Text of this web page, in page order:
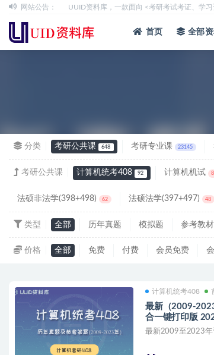
网站公告： UUID资料库，一款面向 <考研考试考证、学
首页 全部
分类 考研公共课 648 考研专业课 23145
考研公共课 计算机统考408 92 计算机机试 8
法硕非法学(398+498) 62 法硕法学(397+497) 48
类型 全部 历年真题 模拟题 参考教材
价格 全部 免费 付费 会员免费
计算机统考408
最新（2009-
合一键打印版
最新2009至2023年